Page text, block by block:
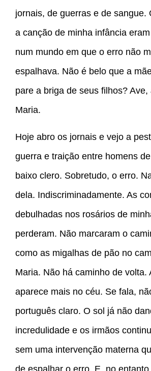
jornais, de guerras e de sangue.
a canção de minha infância
num mundo em que o erro não
espalhava. Não é belo que a
pare a briga de seus filhos? Ave,
Maria.
Hoje abro os jornais e vejo a
guerra e traição entre homens
baixo clero. Sobretudo, o erro.
dela. Indiscriminadamente. As
debulhadas nos rosários de
perderam. Não marcaram o
como as migalhas de pão no
Maria. Não há caminho de volta.
aparece mais no céu. Se fala,
português claro. O sol já não
incredulidade e os irmãos
sem uma intervenção materna
de espalhar o erro. E, no